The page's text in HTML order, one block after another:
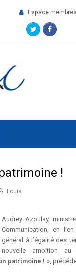
Espace membres
Twitter
!
Louis
Audrey Azoulay,
Communication, en
général à l’égalité des
nouvelle ambition
patrimoine ! »,